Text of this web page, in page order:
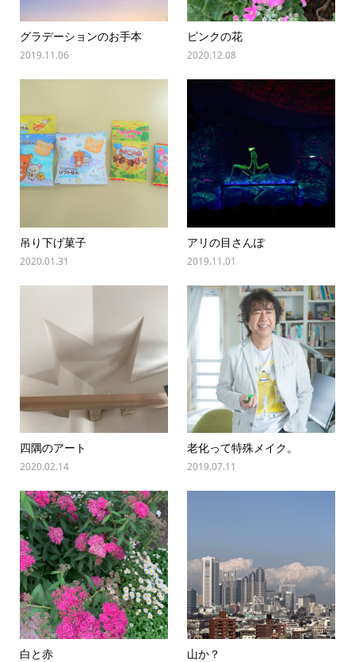
グラデーションのお手本
2019.11.06
ピンクの花
2020.12.08
吊り下げ菓子
2020.01.31
アリの目さんぽ
2019.11.01
四隅のアート
2020.02.14
老化って特殊メイク。
2019.07.11
白と赤 山か？